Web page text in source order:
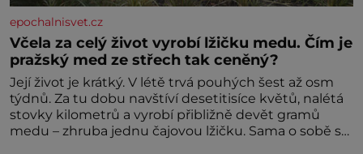
epochalnisvet.cz
Včela za celý život vyrobí lžičku medu. Čím je
pražský med ze střech tak ceněný?
Její život je krátký. V létě trvá pouhých šest až osm
týdnů. Za tu dobu navštíví desetitisíce květů, nalétá
stovky kilometrů a vyrobí přibližně devět gramů
medu – zhruba jednu čajovou lžičku. Sama o sobě se